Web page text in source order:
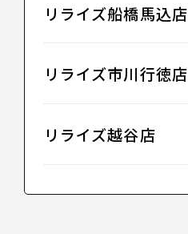
リライズ船橋馬込店
リライズ市川行徳店
リライズ越谷店